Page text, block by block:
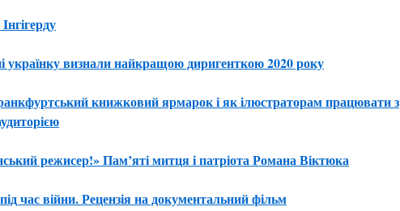
українку визнали найкращою диригенткою 2020 року
книжковий ярмарок і як ілюстраторам працювати з
режисер!» Пам’яті митця і патріота Романа Віктюка
час війни. Рецензія на документальний фільм